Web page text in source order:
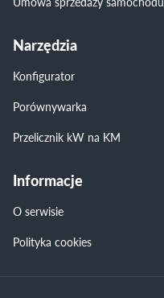
Narzędzia
Konfigurator
Porównywarka
Przelicznik kW na KM
Informacje
O serwisie
Polityka cookies